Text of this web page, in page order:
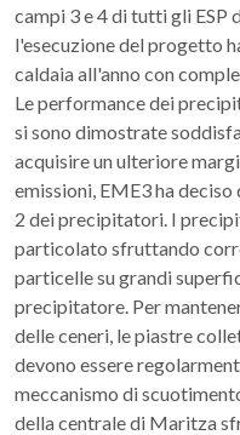
campi 3 e 4 di tutti gli ESP
l'esecuzione del progetto
caldaia all'anno con
Le performance dei
si sono dimostrate
acquisire un ulteriore
emissioni, EME3 ha
2 dei precipitatori. I
particolato sfruttando
particelle su grandi
precipitatore. Per
delle ceneri, le piastre
devono essere
meccanismo di
della centrale di Maritza